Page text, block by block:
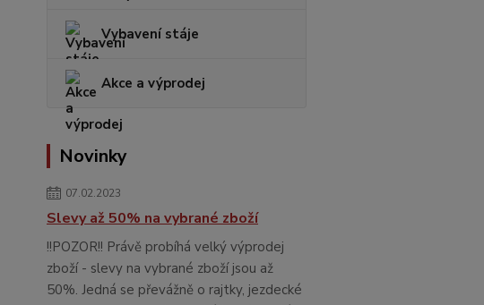
Vybavení stáje
Akce a výprodej
Novinky
07.02.2023
Slevy až 50% na vybrané zboží
!!POZOR!! Právě probíhá velký výprodej
zboží - slevy na vybrané zboží jsou až
50%. Jedná se převážně o rajtky, jezdecké